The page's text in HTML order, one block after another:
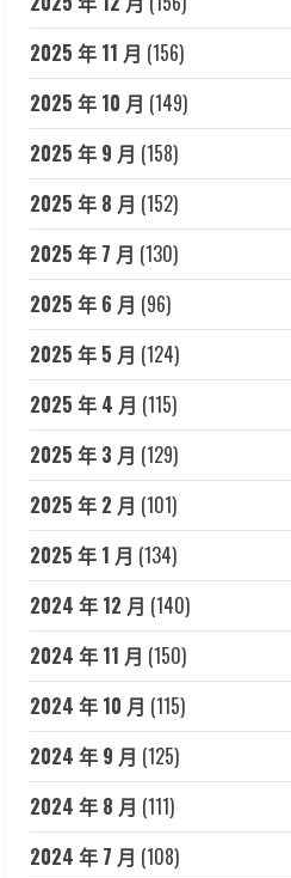
2025 年 11 月 (156)
2025 年 10 月 (149)
2025 年 9 月 (158)
2025 年 8 月 (152)
2025 年 7 月 (130)
2025 年 6 月 (96)
2025 年 5 月 (124)
2025 年 4 月 (115)
2025 年 3 月 (129)
2025 年 2 月 (101)
2025 年 1 月 (134)
2024 年 12 月 (140)
2024 年 11 月 (150)
2024 年 10 月 (115)
2024 年 9 月 (125)
2024 年 8 月 (111)
2024 年 7 月 (108)